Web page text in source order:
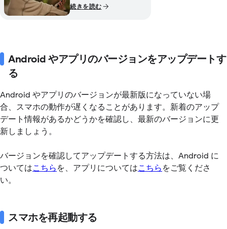
続きを読む
Android やアプリのバージョンをアップデートす
る
Android やアプリのバージョンが最新版になっていない場
合、スマホの動作が遅くなることがあります。新着のアップ
デート情報があるかどうかを確認し、最新のバージョンに更
新しましょう。
バージョンを確認してアップデートする方法は、Android に
ついてはこちら を、アプリについてはこちら をご覧くださ
い。
スマホを再起動する